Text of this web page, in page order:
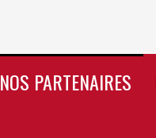
NOS PARTENAIRES